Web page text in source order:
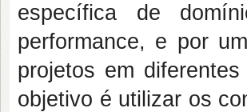
específica de
performance, e por
projetos em
objetivo é utilizar os